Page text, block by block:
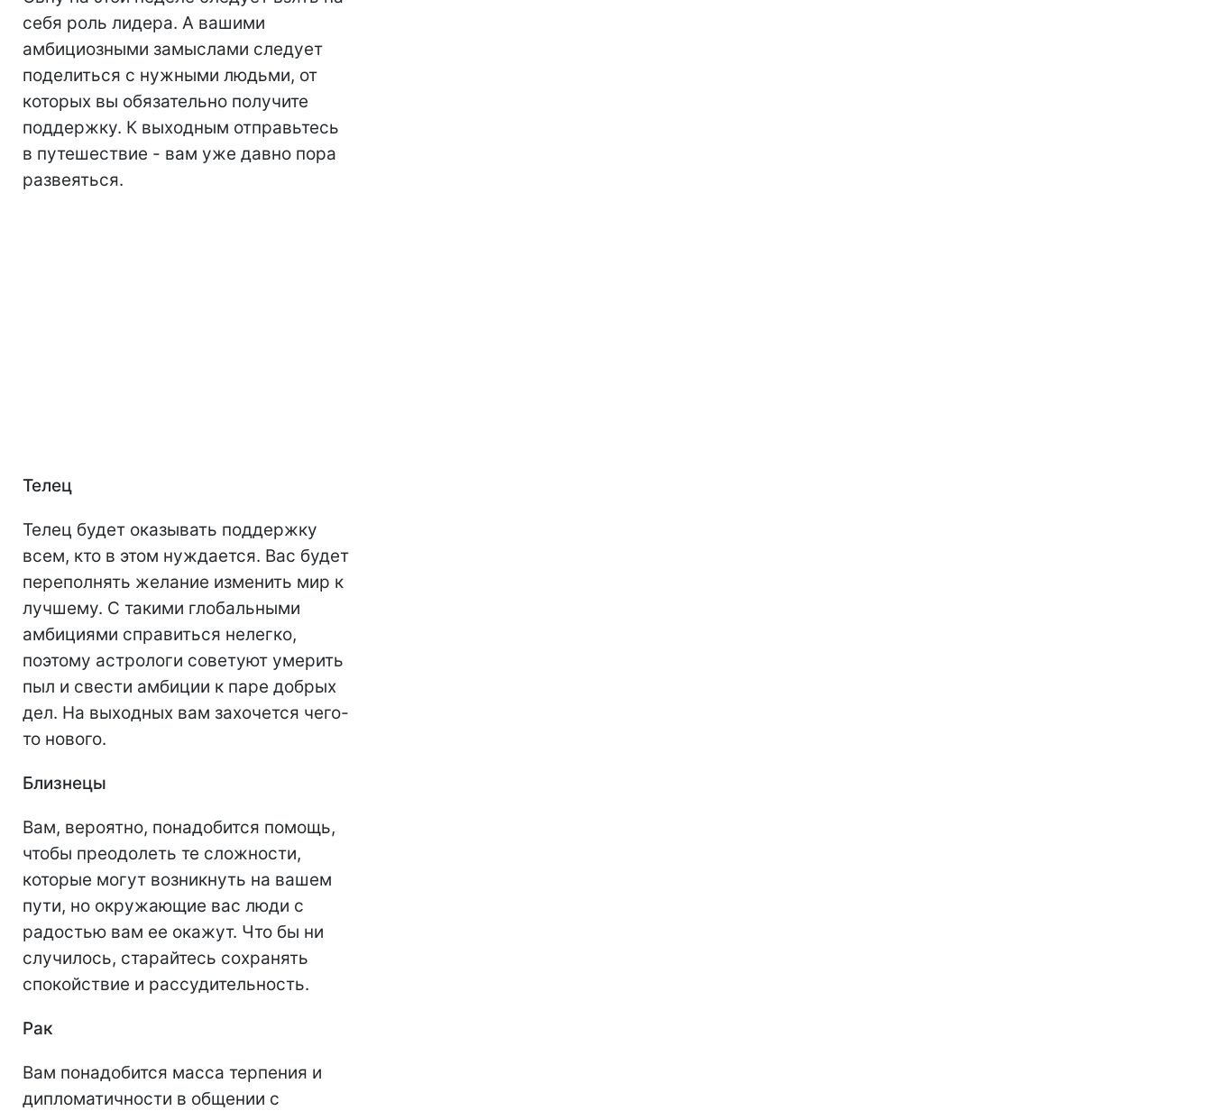
себя роль лидера. А вашими
амбициозными замыслами следует
поделиться с нужными людьми, от
которых вы обязательно получите
поддержку. К выходным отправьтесь
в путешествие - вам уже давно пора
развеяться.
Телец
Телец будет оказывать поддержку
всем, кто в этом нуждается. Вас будет
переполнять желание изменить мир к
лучшему. С такими глобальными
амбициями справиться нелегко,
поэтому астрологи советуют умерить
пыл и свести амбиции к паре добрых
дел. На выходных вам захочется чего-
то нового.
Близнецы
Вам, вероятно, понадобится помощь,
чтобы преодолеть те сложности,
которые могут возникнуть на вашем
пути, но окружающие вас люди с
радостью вам ее окажут. Что бы ни
случилось, старайтесь сохранять
спокойствие и рассудительность.
Рак
Вам понадобится масса терпения и
дипломатичности в общении с